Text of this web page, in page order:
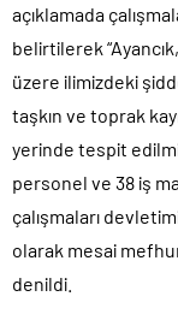
açıklamada
belirtilerek
üzere ilimizdeki
taşkın ve toprak
yerinde tespit
personel ve 38 iş
çalışmaları
olarak mesai
denildi.